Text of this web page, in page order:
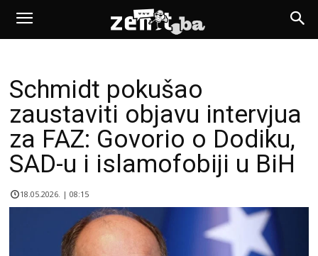
Schmidt pokušao
zaustaviti objavu intervjua
za FAZ: Govorio o Dodiku,
SAD-u i islamofobiji u BiH
18.05.2026. | 08:15